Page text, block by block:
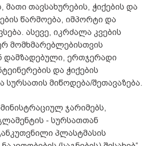
მათი თავსახურების, ჭიქების და
წარმოება, იმპორტი და
ასევე, იკრძალა კვების
მომხმარებლებისთვის
დამზადებული, ერთჯერადი
და ჭიქების
სურსათის მიწოდება/შეთავაზება.
ჯარიმებს,
- სურსათთან
პლასტმასის